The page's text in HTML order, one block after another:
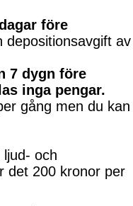
före
depositionsavgift av
7 dygn före
inga pengar.
gång men du kan
och
det 200 kronor per